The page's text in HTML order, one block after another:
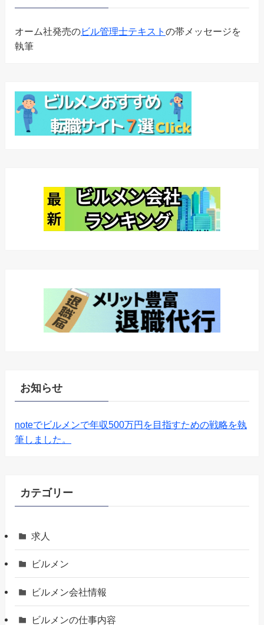
オーム社発売のビル管理士テキスト の帯メッセージを
執筆
お知らせ
noteでビルメンで年収500万円を目指すための戦略を執
筆しました。
カテゴリー
求人
ビルメン
ビルメン会社情報
ビルメンの仕事内容